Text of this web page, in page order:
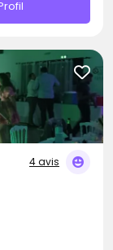
4 avis